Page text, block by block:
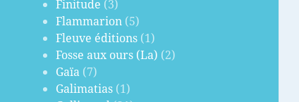
Finitude (3)
Flammarion (5)
Fleuve éditions (1)
Fosse aux ours (La) (2)
Gaïa (7)
Galimatias (1)